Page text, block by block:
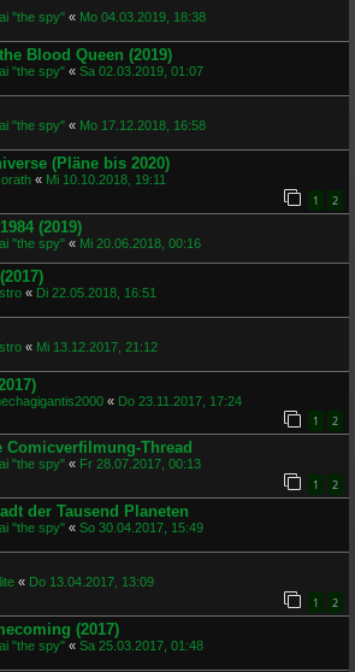
"the spy" « Mo 04.03.2019, 18:38
Blood Queen (2019)
"the spy" « Sa 02.03.2019, 01:07
"the spy" « Mo 17.12.2018, 16:58
(Pläne bis 2020)
« Mi 10.10.2018, 19:11
1 2
(2019)
"the spy" « Mi 20.06.2018, 00:16
« Di 22.05.2018, 16:51
« Mi 13.12.2017, 21:12
« Do 23.11.2017, 17:24
1 2
Comicverfilmung-Thread
"the spy" « Fr 28.07.2017, 00:13
1 2
der Tausend Planeten
"the spy" « So 30.04.2017, 15:49
« Do 13.04.2017, 13:09
1 2
(2017)
"the spy" « Sa 25.03.2017, 01:48